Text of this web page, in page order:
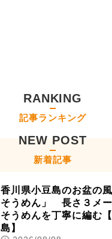
RANKING
記事ランキング
NEW POST
新着記事
香川県小豆島のお盆の
そうめん」 長さ３メ
そうめんを丁寧に編む
島】